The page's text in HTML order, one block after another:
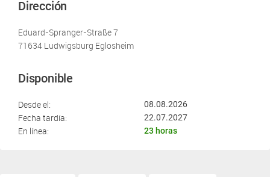
Dirección
Eduard-Spranger-Straße 7
71634 Ludwigsburg Eglosheim
Disponible
Desde el: 08.08.2026
Fecha tardía: 22.07.2027
En línea: 23 horas